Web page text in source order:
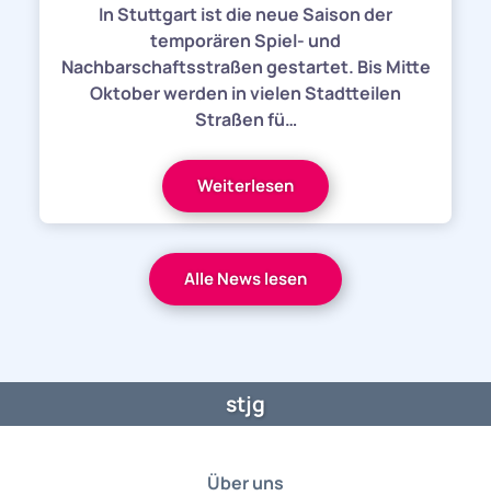
In Stuttgart ist die neue Saison der
temporären Spiel- und
Nachbarschaftsstraßen gestartet. Bis Mitte
Oktober werden in vielen Stadtteilen
Straßen fü…
Weiterlesen
Alle News lesen
stjg
Über uns